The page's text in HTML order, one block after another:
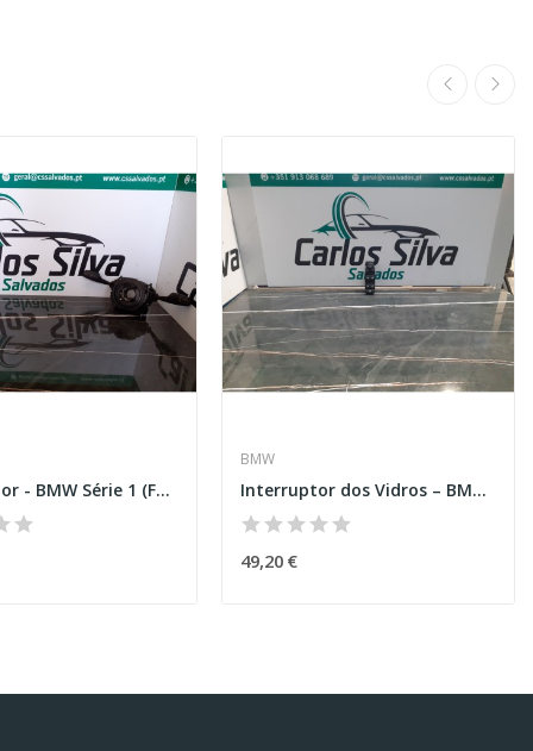
Comutador - BMW Série 1 (F20)
BMW
Interruptor dos Vidros – BMW X5 (G05)
49,20 €